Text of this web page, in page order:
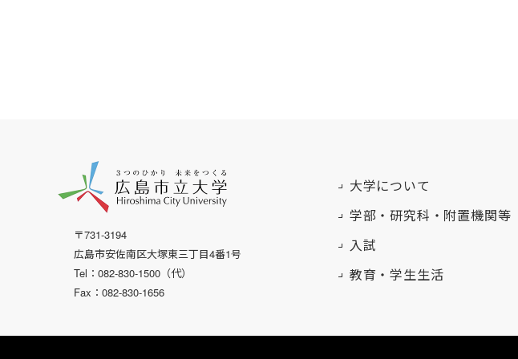
〒731-3194
広島市安佐南区大塚東三丁目4番1号
Tel：082-830-1500（代）
Fax：082-830-1656
大学について
学部・研究科・附置機関等
入試
教育・学生生活